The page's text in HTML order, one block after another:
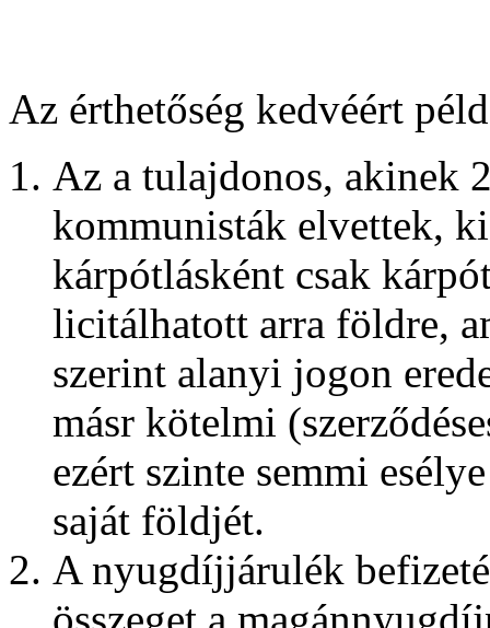
Az érthetőség kedvéért
Az a tulajdonos, akinek
kommunisták elvettek,
kárpótlásként csak
licitálhatott arra földre,
szerint alanyi jogon
másr kötelmi
ezért szinte semmi
saját földjét.
A nyugdíjjárulék
összeget a